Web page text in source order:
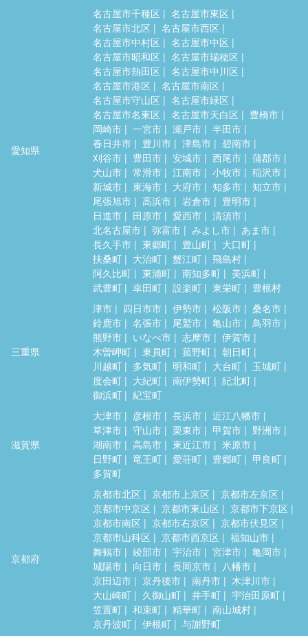
愛知県
名古屋市千種区
名古屋市東区
名古屋市北区
名古屋市西区
名古屋市中村区
名古屋市中区
名古屋市昭和区
名古屋市瑞穂区
名古屋市熱田区
名古屋市中川区
名古屋市港区
名古屋市南区
名古屋市守山区
名古屋市緑区
名古屋市名東区
名古屋市天白区
豊橋市
岡崎市
一宮市 瀬戸市
半田市
春日井市
豊川市 津島市
碧南市
刈谷市
豊田市 安城市 西尾市
蒲郡市
犬山市
常滑市 江南市 小牧市
稲沢市
新城市
東海市 大府市 知多市
知立市
尾張旭市
高浜市 岩倉市
豊明市
日進市
田原市 愛西市
清須市
北名古屋市
弥富市 みよし市
あま市
長久手市
東郷町 豊山町
大口町
扶桑町
大治町 蟹江町
飛島村
阿久比町
東浦町 南知多町
美浜町
武豊町
幸田町 設楽町 東栄町 豊根村
三重県
津市 四日市市 伊勢市 松阪市
桑名市
鈴鹿市
名張市 尾鷲市 亀山市
鳥羽市
熊野市
いなべ市 志摩市
伊賀市
木曽岬町
東員町 菰野町
朝日町
川越町
多気町 明和町 大台町
玉城町
度会町
大紀町 南伊勢町
紀北町
御浜町
紀宝町
滋賀県
大津市 彦根市 長浜市
近江八幡市
草津市
守山市 栗東市 甲賀市
野洲市
湖南市
高島市 東近江市
米原市
日野町
竜王町 愛荘町 豊郷町
甲良町
多賀町
京都府
京都市北区 京都市上京区
京都市左京区
京都市中京区
京都市東山区
京都市下京区
京都市南区
京都市右京区
京都市伏見区
京都市山科区
京都市西京区
福知山市
舞鶴市
綾部市 宇治市 宮津市
亀岡市
城陽市
向日市 長岡京市
八幡市
京田辺市
京丹後市 南丹市
木津川市
大山崎町
久御山町 井手町
宇治田原町
笠置町
和束町 精華町
南山城村
京丹波町
伊根町 与謝野町